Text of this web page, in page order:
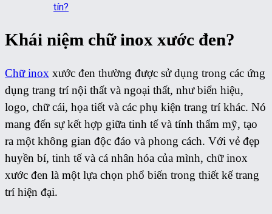
tín?
Khái niệm chữ inox xước đen?
Chữ inox xước đen thường được sử dụng trong các ứng
dụng trang trí nội thất và ngoại thất, như biển hiệu,
logo, chữ cái, họa tiết và các phụ kiện trang trí khác. Nó
mang đến sự kết hợp giữa tinh tế và tính thẩm mỹ, tạo
ra một không gian độc đáo và phong cách. Với vẻ đẹp
huyền bí, tinh tế và cá nhân hóa của mình, chữ inox
xước đen là một lựa chọn phổ biến trong thiết kế trang
trí hiện đại.